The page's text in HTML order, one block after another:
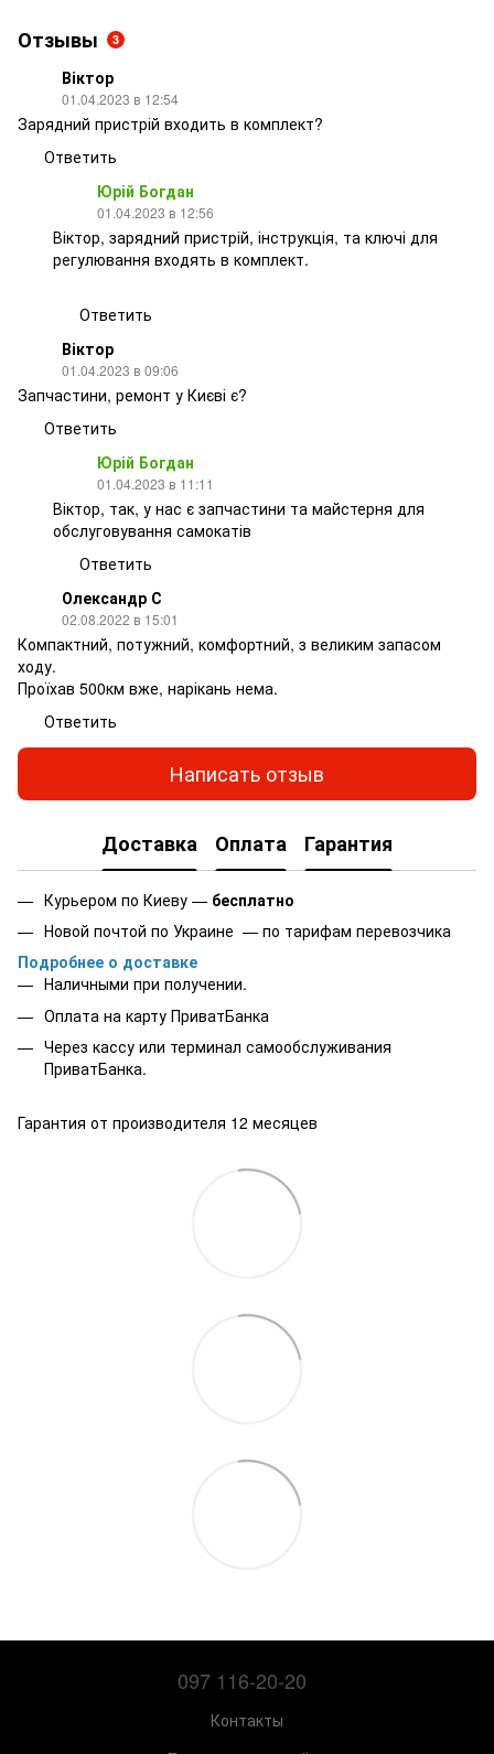
Отзывы 3
Віктор
01.04.2023 в 12:54
Зарядний пристрій входить в комплект?
Ответить
Юрій Богдан
01.04.2023 в 12:56
Віктор, зарядний пристрій, інструкція, та ключі для
регулювання входять в комплект.
Ответить
Віктор
01.04.2023 в 09:06
Запчастини, ремонт у Києві є?
Ответить
Юрій Богдан
01.04.2023 в 11:11
Віктор, так, у нас є запчастини та майстерня для
обслуговування самокатів
Ответить
Олександр С
02.08.2022 в 15:01
Компактний, потужний, комфортний, з великим запасом
ходу.
Проїхав 500км вже, нарікань нема.
Ответить
Написать отзыв
Доставка Оплата Гарантия
Курьером по Киеву — бесплатно
Новой почтой по Украине — по тарифам перевозчика
Подробнее о доставке
Наличными при получении.
Оплата на карту ПриватБанка
Через кассу или терминал самообслуживания
ПриватБанка.
Гарантия от производителя 12 месяцев
097 116-20-20
Контакты